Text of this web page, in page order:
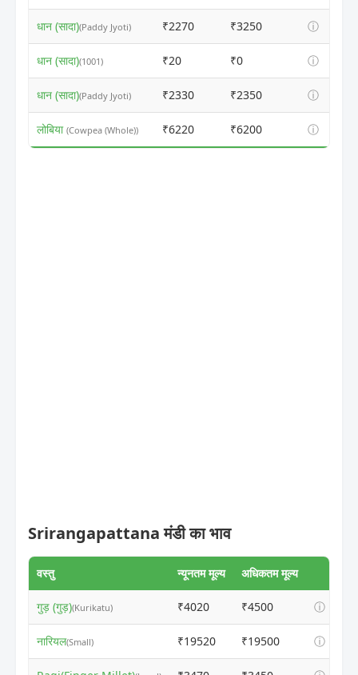
धान (सादा)(Paddy Jyoti) ₹2270 ₹3250 ⓘ
धान (सादा)(1001) ₹20 ₹0 ⓘ
धान (सादा)(Paddy Jyoti) ₹2330 ₹2350 ⓘ
लोबिया (Cowpea (Whole)) ₹6220 ₹6200 ⓘ
Srirangapattana मंडी का भाव
वस्तु न्यूनतम मूल्य अधिकतम मूल्य
गुड़ (गुड़)(Kurikatu) ₹4020 ₹4500 ⓘ
नारियल(Small) ₹19520 ₹19500 ⓘ